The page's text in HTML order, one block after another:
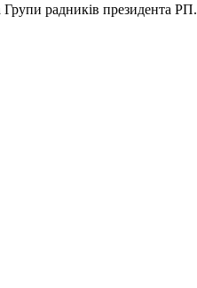
Групи радників президента РП.